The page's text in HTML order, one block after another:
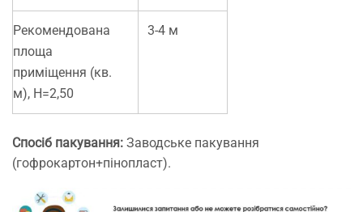
Рекомендована
площа
приміщення (кв.
м), H=2,50
3-4 м
Спосіб пакування: Заводське пакування
(гофрокартон+пінопласт).